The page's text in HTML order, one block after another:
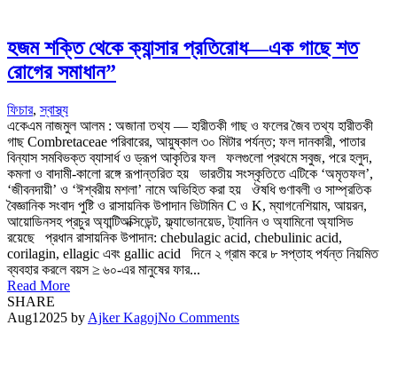
হজম শক্তি থেকে ক্যান্সার প্রতিরোধ—এক গাছে শত
রোগের সমাধান”
ফিচার,স্বাস্থ্য
একেএম নাজমুল আলম : অজানা তথ্য — হারীতকী গাছ ও ফলের জৈব তথ্য হারীতকী
গাছ Combretaceae পরিবারের, আয়ুষ্কাল ৩০ মিটার পর্যন্ত; ফল দানকারী, পাতার
বিন্যাস সমবিভক্ত ব্যাসার্ধ ও ড্রূপ আকৃতির ফল ফলগুলো প্রথমে সবুজ, পরে হলুদ,
কমলা ও বাদামী-কালো রঙ্গে রূপান্তরিত হয় ভারতীয় সংস্কৃতিতে এটিকে ‘অমৃতফল’,
‘জীবনদায়ী’ ও ‘ঈশ্বরীয় মশলা’ নামে অভিহিত করা হয় ঔষধি গুণাবলী ও সাম্প্রতিক
বৈজ্ঞানিক সংবাদ পুষ্টি ও রাসায়নিক উপাদান ভিটামিন C ও K, ম্যাগনেশিয়াম, আয়রন,
আয়োডিনসহ প্রচুর অ্যান্টিঅক্সিডেন্ট, ফ্ল্যাভোনয়েড, ট্যানিন ও অ্যামিনো অ্যাসিড
রয়েছে প্রধান রাসায়নিক উপাদান: chebulagic acid, chebulinic acid,
corilagin, ellagic এবং gallic acid দিনে ২ গ্রাম করে ৮ সপ্তাহ পর্যন্ত নিয়মিত
ব্যবহার করলে বয়স ≥ ৬০‑এর মানুষের ফার...
Read More
SHARE
Aug1 2025 by Ajker KagojNo Comments